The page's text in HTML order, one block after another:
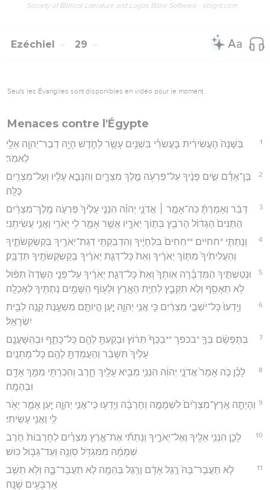
Society of Biblical Literature and Logos Bible Software - sblgnt.com
Ezéchiel 29
Seuls les Évangiles sont disponibles en vidéo pour le moment.
Menaces contre l'Égypte
1
בַּשָּׁנָה֙ הָעֲשִׂירִ֔ית בָּעֲשִׂרִ֕י בִּשְׁנֵ֥ים עָשָׂ֖ר לַחֹ֑דֶשׁ הָיָ֥ה דְבַר־יְהוָ֖ה אֵלַ֥י
לֵאמֹֽר׃
2
בֶּן־אָדָ֕ם שִׂ֣ים פָּנֶ֔יךָ עַל־פַּרְעֹ֖ה מֶ֣לֶךְ מִצְרָ֑יִם וְהִנָּבֵ֣א עָלָ֔יו וְעַל־מִצְרַ֖יִם
כֻּלָּֽהּ׃
3
דַּבֵּ֨ר וְאָמַרְתָּ֜ כֹּֽה־אָמַ֣ר ׀ אֲדֹנָ֣י יְהוִ֗ה הִנְנִ֤י עָלֶ֙יךָ֙ פַּרְעֹ֣ה מֶֽלֶךְ־מִצְרַ֔יִם
הַתַּנִּים֙ הַגָּד֔וֹל הָרֹבֵ֖ץ בְּת֣וֹךְ יְאֹרָ֑יו אֲשֶׁ֥ר אָמַ֛ר לִ֥י יְאֹרִ֖י וַאֲנִ֥י עֲשִׂיתִֽנִי׃
4
וְנָתַתִּ֤י *חחיים **חַחִים֙ בִּלְחָיֶ֔יךָ וְהִדְבַּקְתִּ֥י דְגַת־יְאֹרֶ֖יךָ בְּקַשְׂקְשֹׂתֶ֑יךָ
וְהַעֲלִיתִ֙יךָ֙ מִתּ֣וֹךְ יְאֹרֶ֔יךָ וְאֵת֙ כָּל־דְּגַ֣ת יְאֹרֶ֔יךָ בְּקַשְׂקְשֹׂתֶ֖יךָ תִּדְבָּֽק׃
5
וּנְטַשְׁתִּ֣יךָ הַמִּדְבָּ֗רָה אוֹתְךָ֙ וְאֵת֙ כָּל־דְּגַ֣ת יְאֹרֶ֔יךָ עַל־פְּנֵ֤י הַשָּׂדֶה֙ תִּפּ֔וֹל
לֹ֥א תֵאָסֵ֖ף וְלֹ֣א תִקָּבֵ֑ץ לְחַיַּ֥ת הָאָ֛רֶץ וּלְע֥וֹף הַשָּׁמַ֖יִם נְתַתִּ֥יךָ לְאָכְלָֽה׃
6
וְיָֽדְעוּ֙ כָּל־יֹשְׁבֵ֣י מִצְרַ֔יִם כִּ֖י אֲנִ֣י יְהוָ֑ה יַ֧עַן הֱיוֹתָ֛ם מִשְׁעֶ֥נֶת קָנֶ֖ה לְבֵ֥ית
יִשְׂרָאֵֽל׃
7
בְּתָפְשָׂ֨ם בְּךָ֤ *בכפך **בַכַּף֙ תֵּר֔וֹץ וּבָקַעְתָּ֥ לָהֶ֖ם כָּל־כָּתֵ֑ף וּבְהִֽשָּׁעֲנָ֤ם
עָלֶ֙יךָ֙ תִּשָּׁבֵ֔ר וְהַעֲמַדְתָּ֥ לָהֶ֖ם כָּל־מָתְנָֽיִם׃
8
לָכֵ֗ן כֹּ֤ה אָמַר֙ אֲדֹנָ֣י יְהוִ֔ה הִנְנִ֛י מֵבִ֥יא עָלַ֖יִךְ חָ֑רֶב וְהִכְרַתִּ֥י מִמֵּ֖ךְ אָדָ֥ם
וּבְהֵמָֽה׃
9 וְהָיְתָ֤ה אֶֽרֶץ־מִצְרַ֙יִם֙ לִשְׁמָמָ֣ה וְחָרְבָּ֔ה וְיָדְע֖וּ כִּֽי־אֲנִ֣י יְהוָ֑ה יַ֧עַן אָמַ֛ר יְאֹ֥ר
לִ֖י וַאֲנִ֥י עָשִֽׂיתִי׃
10
לָכֵ֛ן הִנְנִ֥י אֵלֶ֖יךָ וְאֶל־יְאֹרֶ֑יךָ וְנָתַתִּ֞י אֶת־אֶ֣רֶץ מִצְרַ֗יִם לְחָרְבוֹת֙ חֹ֣רֶב
שְׁמָמָ֔ה מִמִּגְדֹּ֥ל סְוֵנֵ֖ה וְעַד־גְּב֥וּל כּֽוּשׁ׃
11
לֹ֤א תַעֲבָר־בָּהּ֙ רֶ֣גֶל אָדָ֔ם וְרֶ֥גֶל בְּהֵמָ֖ה לֹ֣א תַעֲבָר־בָּ֑הּ וְלֹ֥א תֵשֵׁ֖ב
אַרְבָּעִ֥ים שָׁנָֽה׃